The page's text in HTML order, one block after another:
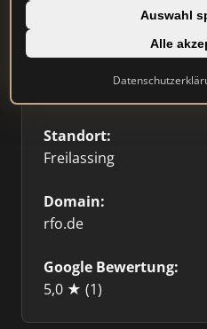
Auswahl
Alle
Standort:
Freilassing
Domain:
rfo.de
Google Bewertung:
5,0 ★ (1)